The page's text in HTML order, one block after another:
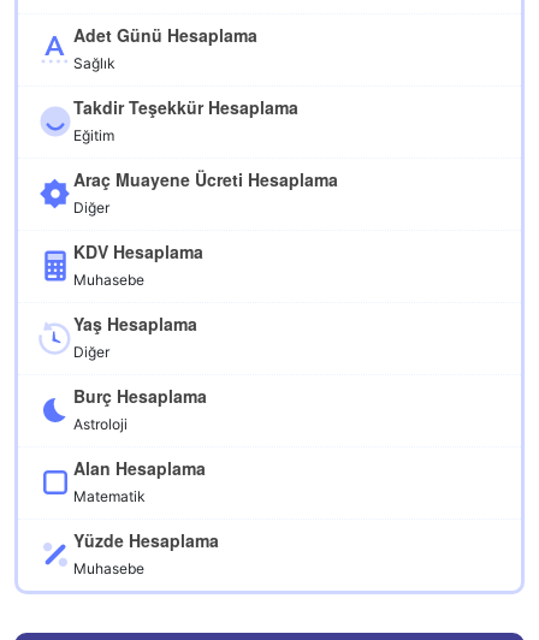
Adet Günü Hesaplama
Sağlık
Takdir Teşekkür Hesaplama
Eğitim
Araç Muayene Ücreti Hesaplama
Diğer
KDV Hesaplama
Muhasebe
Yaş Hesaplama
Diğer
Burç Hesaplama
Astroloji
Alan Hesaplama
Matematik
Yüzde Hesaplama
Muhasebe